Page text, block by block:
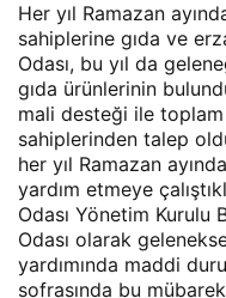
Her yıl Ramazan
sahiplerine gıda ve
Odası, bu yıl da
gıda ürünlerinin
mali desteği ile toplam
sahiplerinden talep
her yıl Ramazan
yardım etmeye
Odası Yönetim Kurulu
Odası olarak
yardımında maddi
sofrasında bu